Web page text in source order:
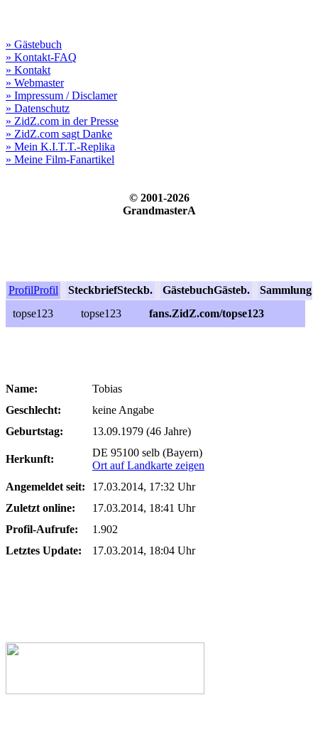
» Gästebuch
» Kontakt-FAQ
» Kontakt
» Webmaster
» Impressum / Disclamer
» Datenschutz
» ZidZ.com in der Presse
» ZidZ.com sagt Danke
» Mein K.I.T.T.-Replika
» Meine Film-Fanartikel
© 2001-2026
GrandmasterA
ProfilProfil SteckbriefSteckb. GästebuchGästeb. Sammlung
topse123
topse123 fans.ZidZ.com/topse123
Name:
Tobias
Geschlecht:
keine Angabe
Geburtstag:
13.09.1979 (46 Jahre)
Herkunft:
DE 95100 selb (Bayern)
Ort auf Landkarte zeigen
Angemeldet seit:
17.03.2014, 17:32 Uhr
Zuletzt online:
17.03.2014, 18:41 Uhr
Profil-Aufrufe:
1.902
Letztes Update:
17.03.2014, 18:04 Uhr